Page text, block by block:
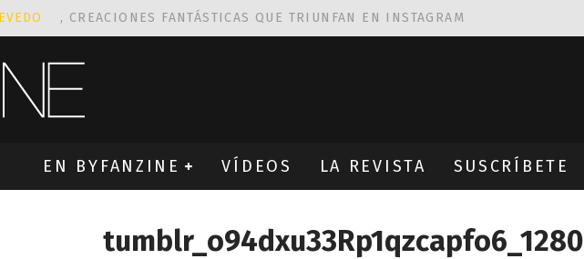
, CREACIONES FANTÁSTICAS QUE TRIUNFAN EN INSTAGRAM
EXPLORACIÓN PROVOCATIVA Y ERÓTICA
EN BYFANZINE VÍDEOS LA REVISTA SUSCRÍBETE
tumblr_o94dxu33Rp1qzcapfo6_1280